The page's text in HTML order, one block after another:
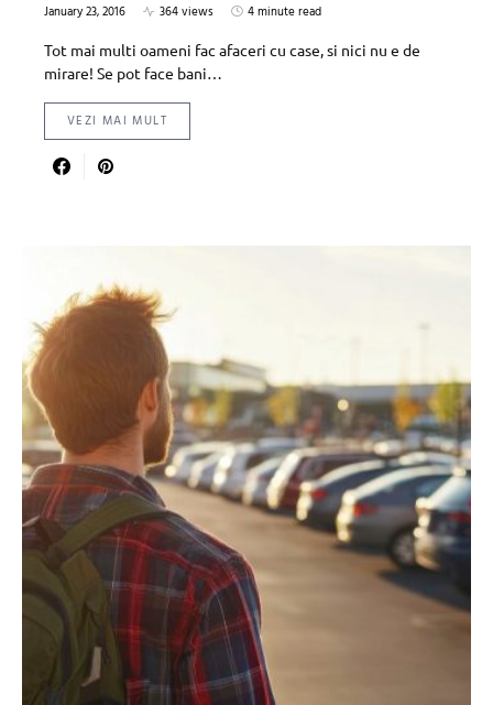
January 23, 2016 364 views
4 minute read
Tot mai multi oameni fac afaceri cu case, si nici nu e de
mirare! Se pot face bani…
VEZI MAI MULT